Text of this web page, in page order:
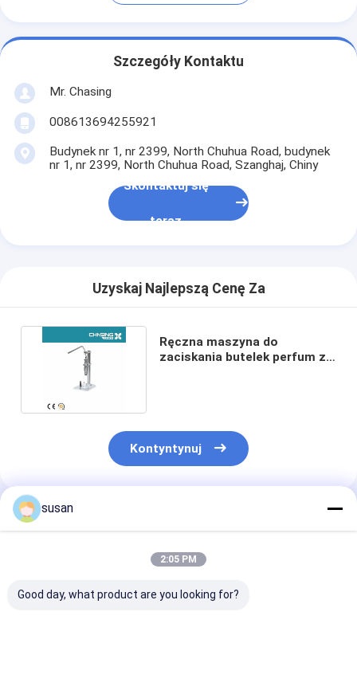
Szczegóły Kontaktu
Mr. Chasing
008613694255921
Budynek nr 1, nr 2399, North Chuhua Road, budynek
nr 1, nr 2399, North Chuhua Road, Szanghaj, Chiny
Skontaktuj się
teraz
Uzyskaj Najlepszą Cenę Za
Ręczna maszyna do
zaciskania butelek perfum ze
Kontyntynuj
Polecane Produkty
susan
2:05 PM
Good day, what product are you looking for?